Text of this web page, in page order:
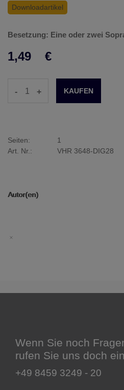
Downloadartikel
Besetzung: Eine oder zwei
1,49 €
- +
Seiten:
1
Art. Nr.:
VHR 3648-DIG28
Autor(en)
Wenn Sie noch
rufen Sie uns doch
+49 8459 3249 - 20